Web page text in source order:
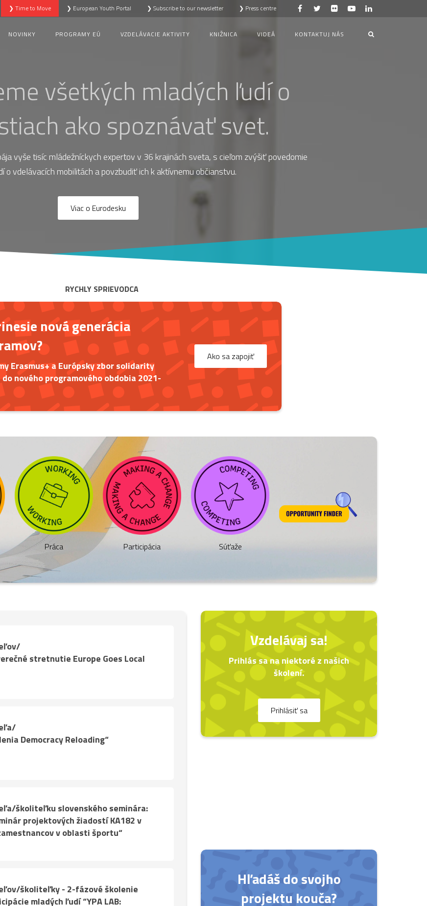
❯ Time to Move ❯ European Youth Portal ❯ Subscribe to our newsletter ❯ Press centre
NOVINKY PROGRAMY EÚ VZDELÁVACIE AKTIVITY KNIŽNICA VIDEÁ KONTAKTUJ NÁS
všetkých mladých ľudí o
ako spoznávať svet.
vyše tisíc mládežníckych expertov v 36 krajinách sveta, s cieľom zvýšiť povedomie
o vdelávacích mobilitách a povzbudiť ich k aktívnemu občianstvu.
Viac o Eurodesku
RYCHLY SPRIEVODCA
nová generácia
Erasmus+ a Európsky zbor solidarity
nového programového obdobia 2021-
Ako sa zapojiť
Práca Participácia Súťaže
stretnutie Europe Goes Local
Democracy Reloading“
školiteľku slovenského seminára:
projektových žiadostí KA182 v
v oblasti športu“
školiteľky - 2-fázové školenie
mladých ľudí “YPA LAB:
Vzdelávaj sa!
Prihlás sa na niektoré z našich
školení.
Prihlásiť sa
Hľadáš do svojho
projektu kouča?